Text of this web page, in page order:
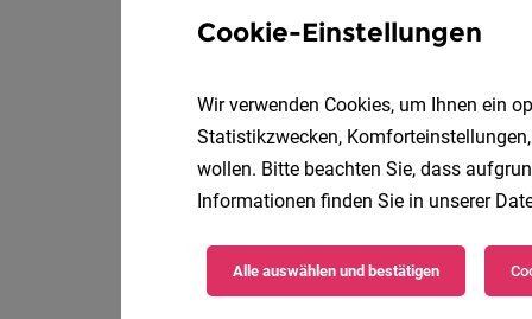
Sutterlüty Handels
Sutterlüty Handels
Cookie-Einstellungen
Wir verwenden Cookies, um Ihnen ein
Statistikzwecken,
wollen. Bitte beachten Sie, dass
Informationen finden Sie in unserer
Alle auswählen und bestätigen